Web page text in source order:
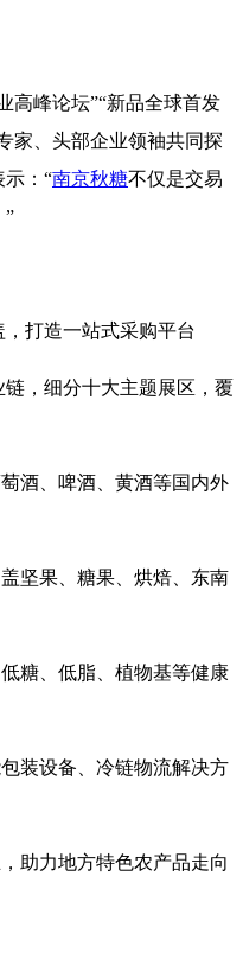
高峰论坛”“新品全球首发
家、头部企业领袖共同探
：“南京秋糖不仅是交易
”
打造一站式采购平台
，细分十大主题展区，覆
酒、啤酒、黄酒等国内外
坚果、糖果、烘焙、东南
糖、低脂、植物基等健康
装设备、冷链物流解决方
助力地方特色农产品走向